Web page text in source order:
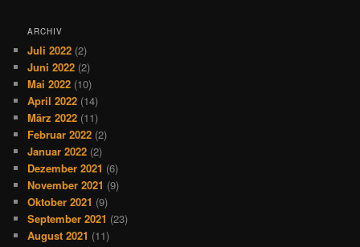
ARCHIV
Juli 2022 (2)
Juni 2022 (2)
Mai 2022 (10)
April 2022 (14)
März 2022 (11)
Februar 2022 (2)
Januar 2022 (2)
Dezember 2021 (6)
November 2021 (9)
Oktober 2021 (9)
September 2021 (23)
August 2021 (11)